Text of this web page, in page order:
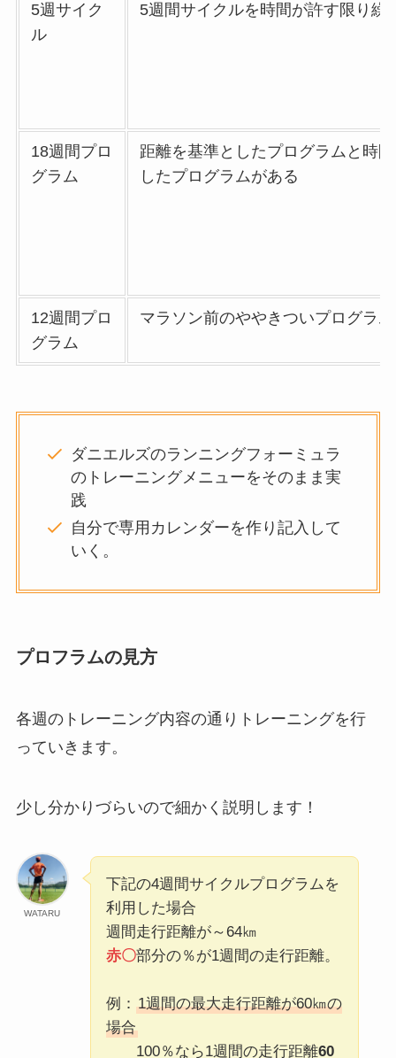
5週サイク
ル
5週間サイクルを時間が許す限り繰
18週間プロ
グラム
距離を基準としたプログラムと時
したプログラムがある
12週間プロ
グラム
マラソン前のややきついプログラム
ダニエルズのランニングフォーミュラ
のトレーニングメニューをそのまま実
践
自分で専用カレンダーを作り記入して
いく。
プロフラムの見方
各週のトレーニング内容の通りトレーニングを行
っていきます。
少し分かりづらいので細かく説明します！
WATARU
下記の4週間サイクルプログラムを
利用した場合
週間走行距離が～64㎞
赤〇部分の％が1週間の走行距離。
例： 1週間の最大走行距離が60㎞の
場合
100％なら1週間の走行距離60